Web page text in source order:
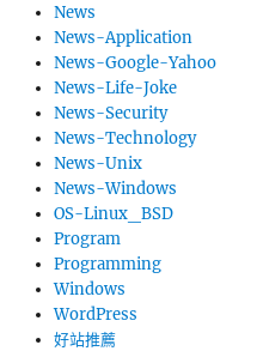
News
News-Application
News-Google-Yahoo
News-Life-Joke
News-Security
News-Technology
News-Unix
News-Windows
OS-Linux_BSD
Program
Programming
Windows
WordPress
好站推薦